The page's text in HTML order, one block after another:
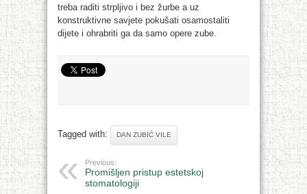
treba raditi strpljivo i bez žurbe a uz
konstruktivne savjete pokušati osamostaliti
dijete i ohrabriti ga da samo opere zube.
Tagged with: DAN ZUBIĆ VILE
Previous:
Promišljen pristup estetskoj
stomatologiji